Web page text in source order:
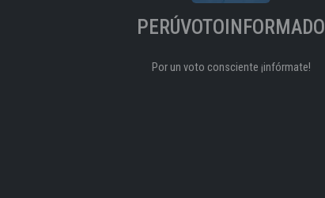
PERÚVOTOINFORMADO
Por un voto consciente ¡infórmate!